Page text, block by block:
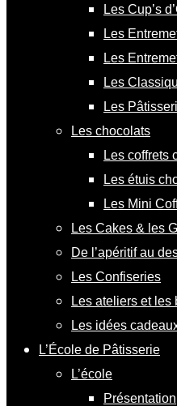
Les Cup’s
Les
Les
Les
Les
Les chocolats
Les coffrets
Les étuis
Les Mini
Les Cakes & les
De l’apéritif au
Les Confiseries
Les ateliers et les
Les idées
L’École de Pâtisserie
L’école
Présentation